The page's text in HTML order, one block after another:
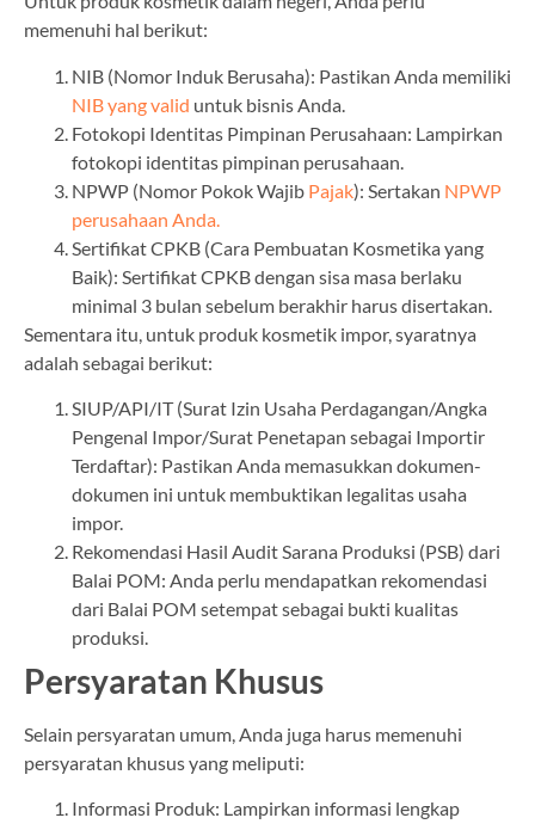
memenuhi hal berikut:
NIB (Nomor Induk Berusaha): Pastikan Anda memiliki
NIB yang valid untuk bisnis Anda.
Fotokopi Identitas Pimpinan Perusahaan: Lampirkan
fotokopi identitas pimpinan perusahaan.
NPWP (Nomor Pokok Wajib Pajak): Sertakan NPWP
perusahaan Anda.
Sertifikat CPKB (Cara Pembuatan Kosmetika yang
Baik): Sertifikat CPKB dengan sisa masa berlaku
minimal 3 bulan sebelum berakhir harus disertakan.
Sementara itu, untuk produk kosmetik impor, syaratnya
adalah sebagai berikut:
SIUP/API/IT (Surat Izin Usaha Perdagangan/Angka
Pengenal Impor/Surat Penetapan sebagai Importir
Terdaftar): Pastikan Anda memasukkan dokumen-
dokumen ini untuk membuktikan legalitas usaha
impor.
Rekomendasi Hasil Audit Sarana Produksi (PSB) dari
Balai POM: Anda perlu mendapatkan rekomendasi
dari Balai POM setempat sebagai bukti kualitas
produksi.
Persyaratan Khusus
Selain persyaratan umum, Anda juga harus memenuhi
persyaratan khusus yang meliputi:
Informasi Produk: Lampirkan informasi lengkap